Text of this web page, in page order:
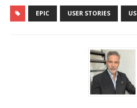
EPIC USER STORIES